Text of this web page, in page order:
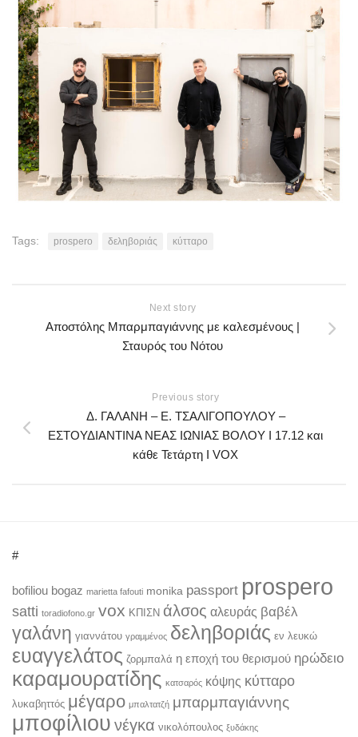
Tags: prospero δεληβοριάς κύτταρο
Next story
Αποστόλης Μπαρμπαγιάννης με καλεσμένους |
Σταυρός του Νότου
Previous story
​Δ. ΓΑΛΑΝΗ – Ε. ΤΣΑΛΙΓΟΠΟΥΛΟΥ –
ΕΣΤΟΥΔΙΑΝΤΙΝΑ ΝΕΑΣ ΙΩΝΙΑΣ ΒΟΛΟΥ ​Ι 17.12 και
κάθε Τετάρτη I VOX
#
bofiliou bogaz marietta fafouti monika passport prospero
satti toradiofono.gr vox ΚΠΙΣΝ άλσος αλευράς βαβέλ
γαλάνη γιαννάτου γραμμένος δεληβοριάς εν λευκώ
ευαγγελάτος ζορμπαλά η εποχή του θερισμού ηρώδειο
καραμουρατίδης κατσαρός κόψης κύτταρο
λυκαβηττός μέγαρο μπαλτατζή μπαρμπαγιάννης
μποφίλιου νέγκα νικολόπουλος ξυδάκης